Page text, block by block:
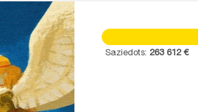
Saziedots: 263 612 €